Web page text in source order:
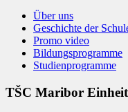
Über uns
Geschichte der
Promo video
Bildungsprogramme
Studienprogramme
TŠC Maribor